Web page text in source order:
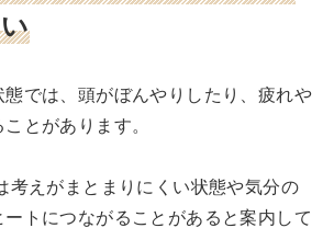
では、頭がぼんやりしたり、疲れや
とがあります。
考えがまとまりにくい状態や気分の
トにつながることがあると案内して